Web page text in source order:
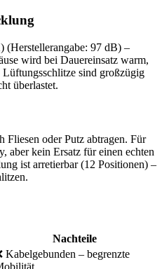
(Herstellerangabe: 97 dB) –
wird bei Dauereinsatz warm,
sind großzügig
überlastet.
Fliesen oder Putz abtragen. Für
aber kein Ersatz für einen echten
ist arretierbar (12 Positionen) –
Nachteile
Kabelgebunden – begrenzte